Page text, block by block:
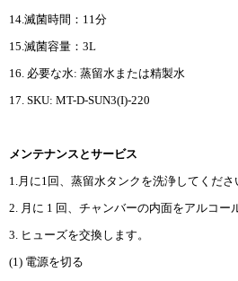
14.滅菌時間：11分
15.滅菌容量：3L
16. 必要な水: 蒸留水または精製水
17. SKU: MT-D-SUN3(I)-220
メンテナンスとサービス
1.月に1回、蒸留水タンクを洗浄してくださ
2. 月に 1 回、チャンバーの内面をアルコー
3. ヒューズを交換します。
(1) 電源を切る